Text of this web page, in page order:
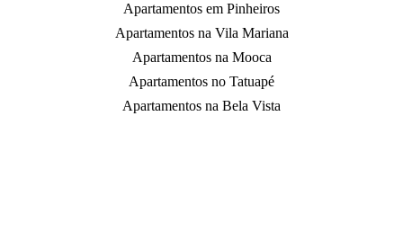
Apartamentos em Pinheiros
Apartamentos na Vila Mariana
Apartamentos na Mooca
Apartamentos no Tatuapé
Apartamentos na Bela Vista